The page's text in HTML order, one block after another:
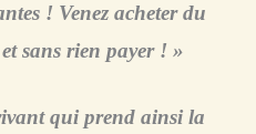
! Venez acheter du
sans rien payer ! »
qui prend ainsi la